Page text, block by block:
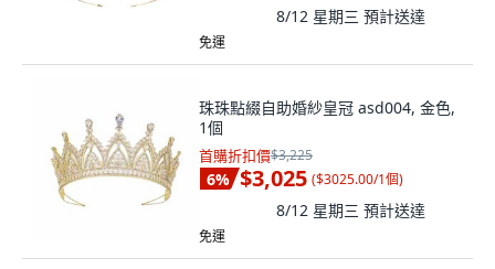
8/12 星期三 預計送達
免運
珠珠點綴自助婚紗皇冠 asd004, 金色,
1個
首購折扣價$3,225
6% $3,025 ($3025.00/1個)
8/12 星期三 預計送達
免運